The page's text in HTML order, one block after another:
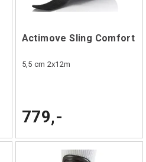
Actimove Sling Comfort
5,5 cm 2x12m
779,-